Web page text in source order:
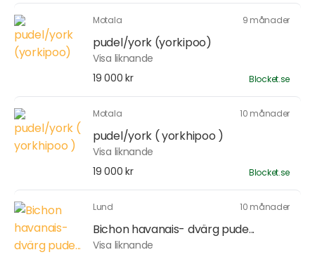
Motala 9 månader
pudel/york (yorkipoo)
Visa liknande
19 000 kr
Blocket.se
Motala 10 månader
pudel/york ( yorkhipoo )
Visa liknande
19 000 kr
Blocket.se
Lund 10 månader
Bichon havanais- dvärg pude...
Visa liknande